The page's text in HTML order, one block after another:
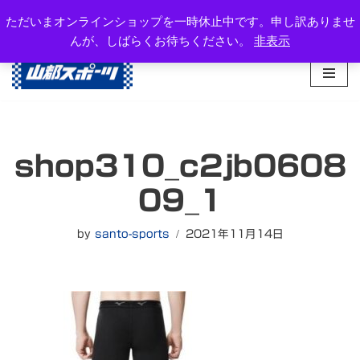
ただいまオンラインショップを一時休止中です。申し訳ありませ
んが、しばらくお待ちください。 非表示
ン
テ
ス
キ
岐阜県高山市西之一色町3-1081-2
TEL：0577-34-3434
shop310_c2jb0608
09_1
by santo-sports 2021年11月14日